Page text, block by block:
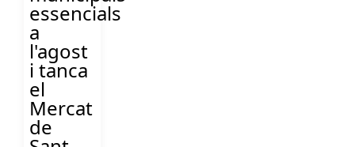
essencials
a
l'agost
i tanca
el
Mercat
de